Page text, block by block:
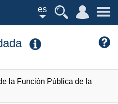
es
la Función Pública de la